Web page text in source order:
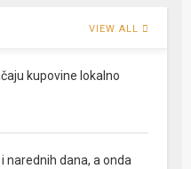
VIEW ALL
kupovine lokalno
narednih dana, a onda